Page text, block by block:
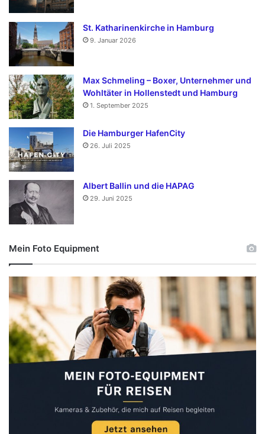
St. Katharinenkirche in Hamburg
9. Januar 2026
Max Schmeling – Boxer, Unternehmer und
Wohltäter in Hollenstedt und Hamburg
1. September 2025
Die Hamburger HafenCity
26. Juli 2025
Albert Ballin und die HAPAG
29. Juni 2025
Mein Foto Equipment